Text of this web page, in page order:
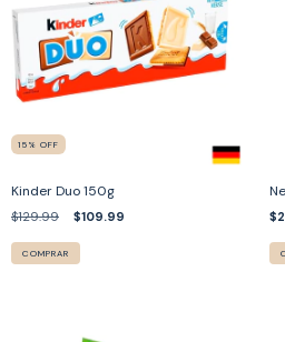
15 % OFF
Kinder Duo 150g
$129.99 $109.99
COMPRAR